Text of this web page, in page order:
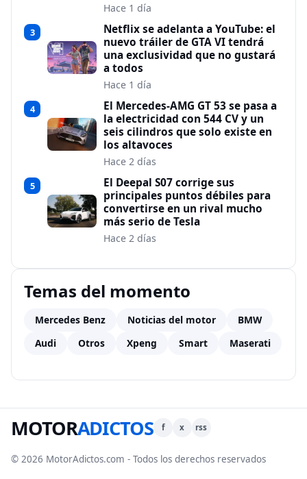
Hace 1 día
3
Netflix se adelanta a YouTube: el
nuevo tráiler de GTA VI tendrá
una exclusividad que no gustará
a todos
Hace 1 día
4
El Mercedes-AMG GT 53 se pasa a
la electricidad con 544 CV y un
seis cilindros que solo existe en
los altavoces
Hace 2 días
5
El Deepal S07 corrige sus
principales puntos débiles para
convertirse en un rival mucho
más serio de Tesla
Hace 2 días
Temas del momento
Mercedes Benz Noticias del motor
BMW
Audi
Otros Xpeng Smart Maserati
MOTORADICTOS f x rss
© 2026 MotorAdictos.com - Todos los derechos reservados